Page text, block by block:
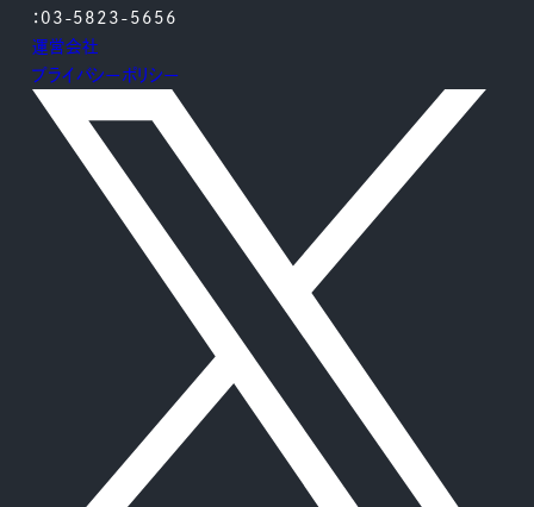
：03-5823-5656
運営会社
プライバシーポリシー